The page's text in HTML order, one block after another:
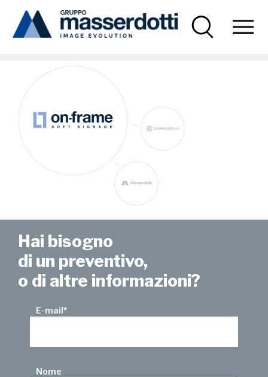
Hai bisogno
di un preventivo,
o di altre informazioni?
E-mail*
Nome